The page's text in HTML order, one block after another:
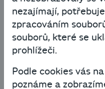
Začínám podnikat
27. ledna 2022 4
Mít vlastní projekt a
odjakživa tušíte, že
nezajímají,
zpracováním
souborů, které se
prohlížeči.
Podle cookies vás
poznáme a